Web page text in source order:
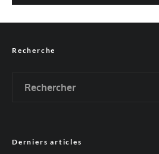
Recherche
Derniers articles